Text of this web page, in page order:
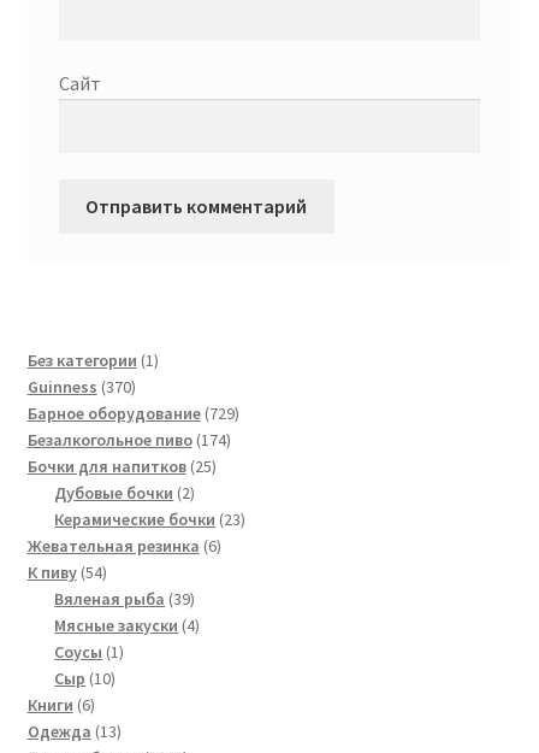
Сайт
Без категории 11
Guinness 370370
товаров
Барное оборудование 729729
Безалкогольное пиво 174174
Бочки для напитков 2525
Дубовые бочки 22
товара
Керамические бочки 2323
Жевательная резинка 66
К пиву 5454
товара
Вяленая рыба 3939
товаров
Мясные закуски 44
Соусы 11
Сыр 1010
Книги 66
товаров
Одежда 1313